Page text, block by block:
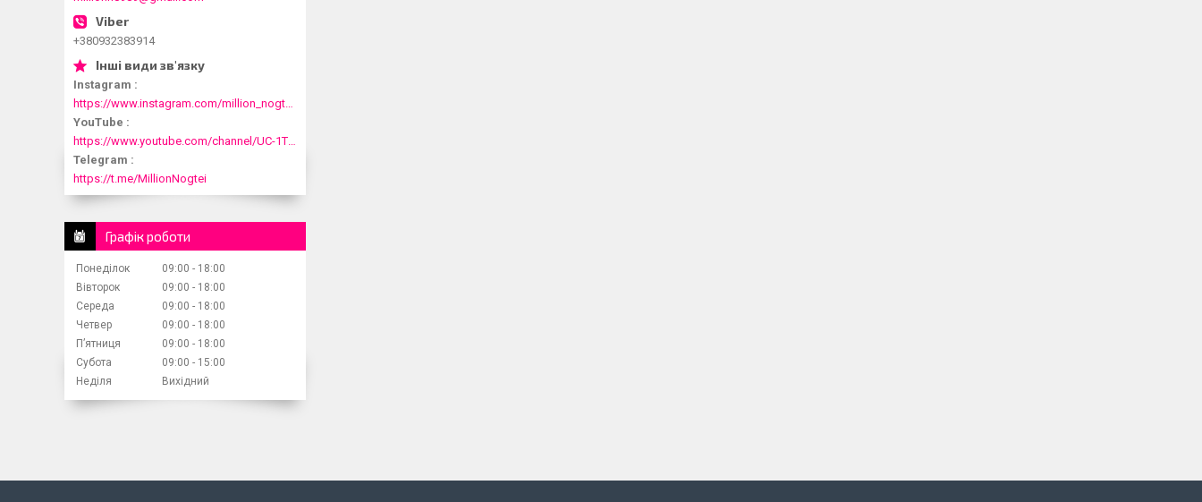
+380932383914
Instagram
YouTube
Telegram
https://t.me/MillionNogtei
Графік роботи
Понеділок 09:00
18:00
Вівторок
09:00
18:00
Середа
09:00
18:00
Четвер
09:00
18:00
Пʼятниця
09:00
18:00
Субота
09:00
15:00
Неділя
Вихідний